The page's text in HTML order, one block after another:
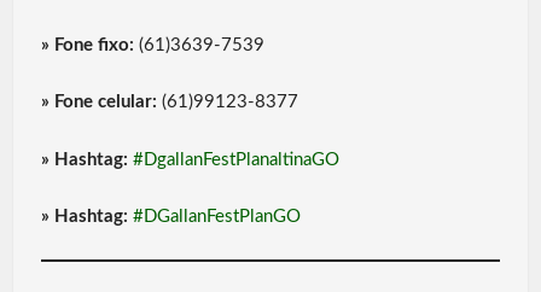
» Fone fixo: (61)3639-7539
» Fone celular: (61)99123-8377
» Hashtag: #DgallanFestPlanaltinaGO
» Hashtag: #DGallanFestPlanGO